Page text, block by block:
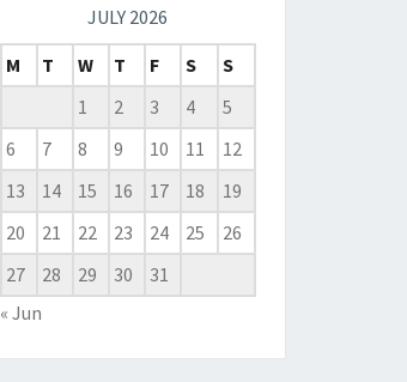
JULY 2026
M
T W T F S
S
1
2 3 4
5
6
7 8 9 10 11
12
13
14 15 16 17 18
19
20
21 22 23 24 25
26
27
28 29 30
31
« Jun